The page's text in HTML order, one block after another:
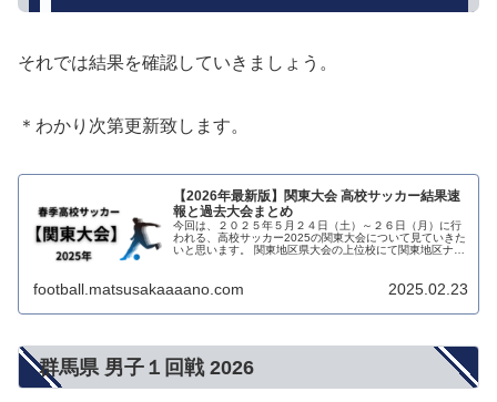
それでは結果を確認していきましょう。
＊わかり次第更新致します。
【2026年最新版】関東大会 高校サッカー結果速
報と過去大会まとめ
今回は、２０２５年５月２４日（土）～２６日（月）に行
われる、高校サッカー2025の関東大会について見ていきた
いと思います。 関東地区県大会の上位校にて関東地区ナン
football.matsusakaaaano.com 2025.02.23
群馬県 男子１回戦 2026